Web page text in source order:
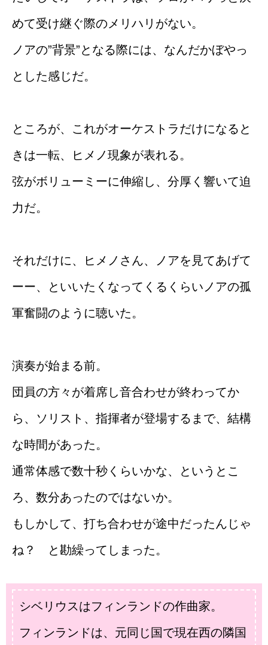
めて受け継ぐ際のメリハリがない。
ノアの”背景”となる際には、なんだかぼやっ
とした感じだ。
ところが、これがオーケストラだけになると
きは一転、ヒメノ現象が表れる。
弦がボリューミーに伸縮し、分厚く響いて迫
力だ。
それだけに、ヒメノさん、ノアを見てあげて
ーー、といいたくなってくるくらいノアの孤
軍奮闘のように聴いた。
演奏が始まる前。
団員の方々が着席し音合わせが終わってか
ら、ソリスト、指揮者が登場するまで、結構
な時間があった。
通常体感で数十秒くらいかな、というとこ
ろ、数分あったのではないか。
もしかして、打ち合わせが途中だったんじゃ
ね？ と勘繰ってしまった。
シベリウスはフィンランドの作曲家。
フィンランドは、元同じ国で現在西の隣国